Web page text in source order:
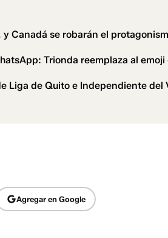
y Canadá se robarán el
Trionda reemplaza al
Liga de Quito e Independiente del
Agregar en Google